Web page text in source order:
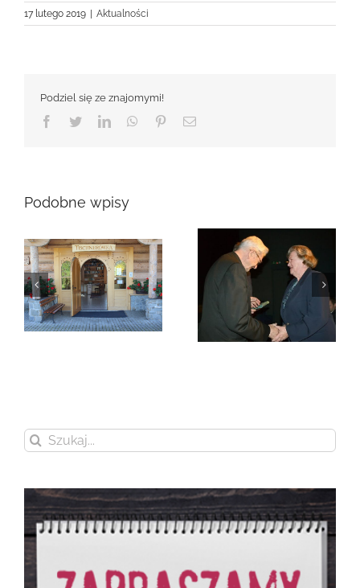
17 lutego 2019 Aktualności
Podziel się ze znajomymi!
Facebook
TwitterLinkedInWhatsApp
PinterestEmail
Podobne wpisy
Zmarła Genowefa
Sikora
Zmarła Wanda
Czubernatowa
Szukaj